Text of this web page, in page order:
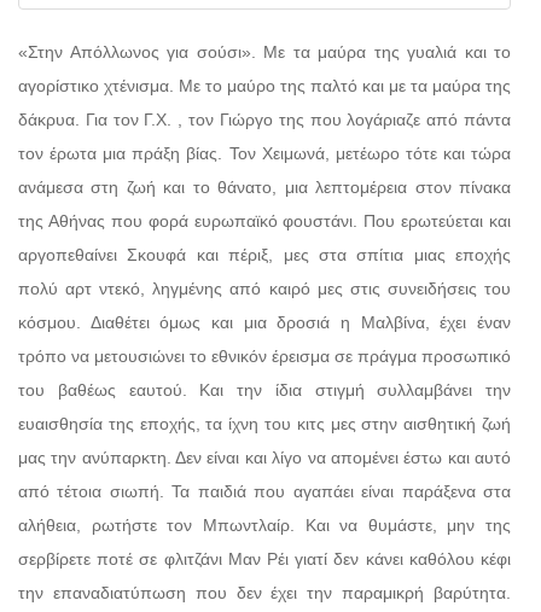
«Στην Απόλλωνος για σούσι». Με τα μαύρα της γυαλιά και το
αγορίστικο χτένισμα. Με το μαύρο της παλτό και με τα μαύρα της
δάκρυα. Για τον Γ.Χ. , τον Γιώργο της που λογάριαζε από πάντα
τον έρωτα μια πράξη βίας. Τον Χειμωνά, μετέωρο τότε και τώρα
ανάμεσα στη ζωή και το θάνατο, μια λεπτομέρεια στον πίνακα
της Αθήνας που φορά ευρωπαϊκό φουστάνι. Που ερωτεύεται και
αργοπεθαίνει Σκουφά και πέριξ, μες στα σπίτια μιας εποχής
πολύ αρτ ντεκό, ληγμένης από καιρό μες στις συνειδήσεις του
κόσμου. Διαθέτει όμως και μια δροσιά η Μαλβίνα, έχει έναν
τρόπο να μετουσιώνει το εθνικόν έρεισμα σε πράγμα προσωπικό
του βαθέως εαυτού. Και την ίδια στιγμή συλλαμβάνει την
ευαισθησία της εποχής, τα ίχνη του κιτς μες στην αισθητική ζωή
μας την ανύπαρκτη. Δεν είναι και λίγο να απομένει έστω και αυτό
από τέτοια σιωπή. Τα παιδιά που αγαπάει είναι παράξενα στα
αλήθεια, ρωτήστε τον Μπωντλαίρ. Και να θυμάστε, μην της
σερβίρετε ποτέ σε φλιτζάνι Μαν Ρέι γιατί δεν κάνει καθόλου κέφι
την επαναδιατύπωση που δεν έχει την παραμικρή βαρύτητα.